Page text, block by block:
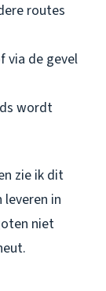
routes
via de gevel
wordt
zie ik dit
in
niet